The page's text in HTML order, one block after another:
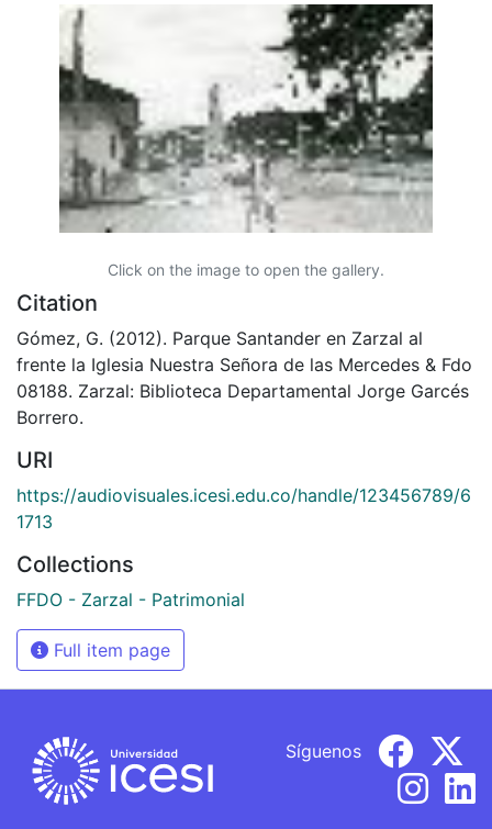
Click on the image to open the gallery.
Citation
Gómez, G. (2012). Parque Santander en Zarzal al
frente la Iglesia Nuestra Señora de las Mercedes & Fdo
08188. Zarzal: Biblioteca Departamental Jorge Garcés
Borrero.
URI
https://audiovisuales.icesi.edu.co/handle/123456789/6
1713
Collections
FFDO - Zarzal - Patrimonial
Full item page
Síguenos